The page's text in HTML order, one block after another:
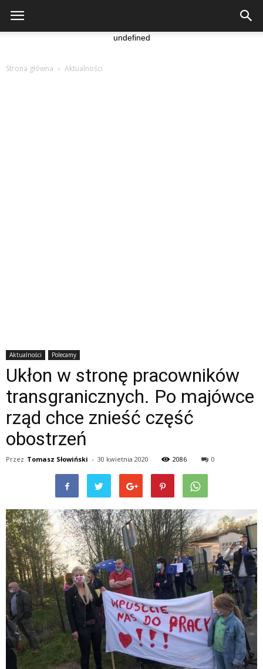
undefined
Strona główna Aktualności
Aktualności Polecamy
Ukłon w stronę pracowników
transgranicznych. Po majówce
rząd chce znieść część
obostrzeń
Przez Tomasz Słowiński - 30 kwietnia 2020 2086 0